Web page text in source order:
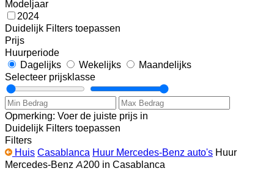
Modeljaar
2024
Duidelijk Filters toepassen
Prijs
Huurperiode
Dagelijks
Wekelijks
Maandelijks
Selecteer prijsklasse
Opmerking: Voer de juiste prijs in
Duidelijk Filters toepassen
Filters
Huis Casablanca Huur Mercedes-Benz auto's Huur
Mercedes-Benz A200 in Casablanca